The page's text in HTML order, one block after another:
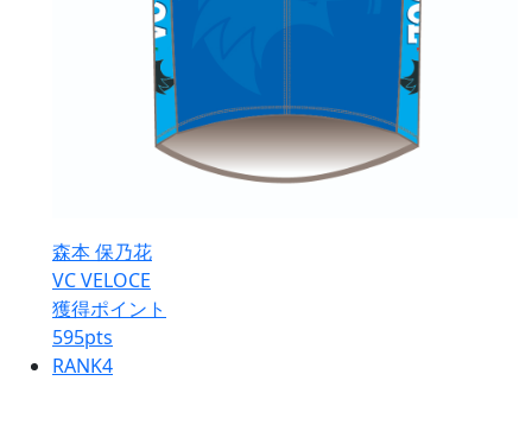
森本 保乃花
VC VELOCE
獲得ポイント
595pts
RANK4